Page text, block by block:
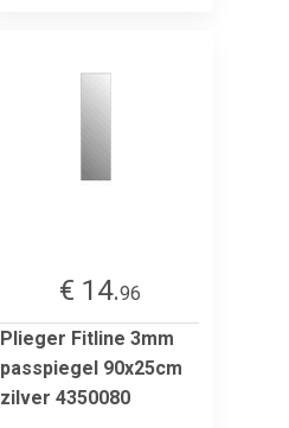
€ 14.96
Plieger Fitline 3mm
passpiegel 90x25cm
zilver 4350080